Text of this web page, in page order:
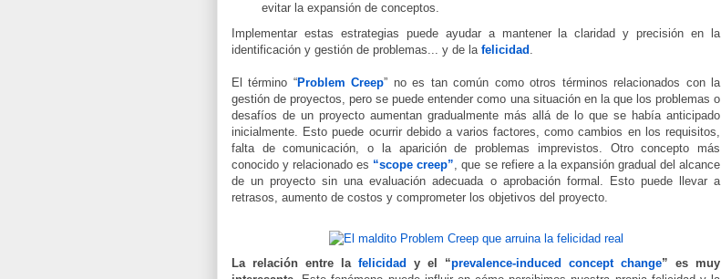
evitar la expansión de conceptos.
Implementar estas estrategias puede ayudar a mantener la claridad y precisión en la
identificación y gestión de problemas... y de la felicidad
El término “Problem Creep” no es tan común como otros términos relacionados con la
gestión de proyectos, pero se puede entender como una situación en la que los problemas o
desafíos de un proyecto aumentan gradualmente más allá de lo que se había anticipado
inicialmente. Esto puede ocurrir debido a varios factores, como cambios en los requisitos,
falta de comunicación, o la aparición de problemas imprevistos. Otro concepto más
conocido y relacionado es “scope creep” , que se refiere a la expansión gradual del alcance
de un proyecto sin una evaluación adecuada o aprobación formal. Esto puede llevar a
retrasos, aumento de costos y comprometer los objetivos del proyecto.
La relación entre la felicidad y el “prevalence-induced concept change” es muy